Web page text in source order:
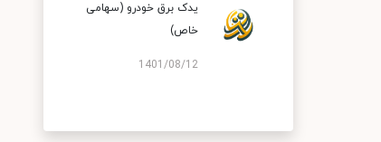
یدک برق خودرو (سهامی
خاص)
1401/08/12